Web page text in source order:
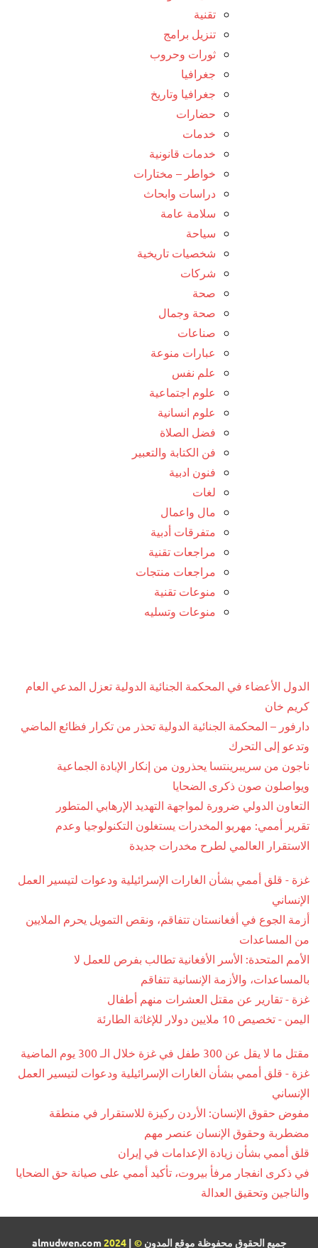
تقنية
تنزيل برامج
ثورات وحروب
جغرافيا
جغرافيا وتاريخ
حضارات
خدمات
خدمات قانونية
خواطر – مختارات
دراسات وابحاث
سلامة عامة
سياحة
شخصيات تاريخية
شركات
صحة
صحة وجمال
صناعات
عبارات منوعة
علم نفس
علوم اجتماعية
علوم انسانية
فضل الصلاة
فن الكتابة والتعبير
فنون ادبية
لغات
مال واعمال
متفرقات أدبية
مراجعات تقنية
مراجعات منتجات
منوعات تقنية
منوعات وتسليه
الدول الأعضاء في المحكمة الجنائية الدولية تعزل المدعي العام
كريم خان
دارفور – المحكمة الجنائية الدولية تحذر من تكرار فظائع الماضي
وتدعو إلى التحرك
ناجون من سريبرينتسا يحذرون من إنكار الإبادة الجماعية
ويواصلون صون ذكرى الضحايا
التعاون الدولي ضرورة لمواجهة التهديد الإرهابي المتطور
تقرير أممي: مهربو المخدرات يستغلون التكنولوجيا وعدم
الاستقرار العالمي لطرح مخدرات جديدة
غزة - قلق أممي بشأن الغارات الإسرائيلية ودعوات لتيسير العمل
الإنساني
أزمة الجوع في أفغانستان تتفاقم، ونقص التمويل يحرم الملايين
من المساعدات
الأمم المتحدة: الأسر الأفغانية تطالب بفرص للعمل لا
بالمساعدات، والأزمة الإنسانية تتفاقم
غزة - تقارير عن مقتل العشرات منهم أطفال
اليمن - تخصيص 10 ملايين دولار للإغاثة الطارئة
مقتل ما لا يقل عن 300 طفل في غزة خلال الـ 300 يوم الماضية
غزة - قلق أممي بشأن الغارات الإسرائيلية ودعوات لتيسير العمل
الإنساني
مفوض حقوق الإنسان: الأردن ركيزة للاستقرار في منطقة
مضطربة وحقوق الإنسان عنصر مهم
قلق أممي بشأن زيادة الإعدامات في إيران
في ذكرى انفجار مرفأ بيروت، تأكيد أممي على صيانة حق الضحايا
والناجين وتحقيق العدالة
جميع الحقوق محفوظة موقع المدون©
| almudwen.com
2024